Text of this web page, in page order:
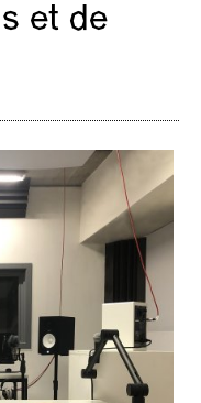
et de